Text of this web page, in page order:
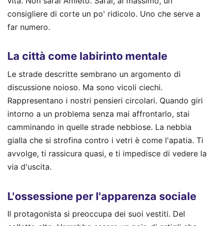
consigliere di corte un po' ridicolo. Uno che serve a
far numero.
La città come labirinto mentale
Le strade descritte sembrano un argomento di
discussione noioso. Ma sono vicoli ciechi.
Rappresentano i nostri pensieri circolari. Quando giri
intorno a un problema senza mai affrontarlo, stai
camminando in quelle strade nebbiose. La nebbia
gialla che si strofina contro i vetri è come l'apatia. Ti
avvolge, ti rassicura quasi, e ti impedisce di vedere la
via d'uscita.
L'ossessione per l'apparenza sociale
Il protagonista si preoccupa dei suoi vestiti. Del